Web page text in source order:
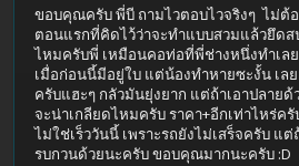
ขอบคุณครับ พี่บี ถามไวตอบไวจริงๆ ไม่ต้
ตอนแรกที่คิดไว้ว่าจะทำแบบสวมแล้วยึดส
ไหมครับพี่ เหมือนคอท่อที่พี่ช่างหนึ่งทำเล
เมื่อก่อนนี้มีอยู่ใบ แต่น้องทำหายซะงั้น เล
ครับแฮะๆ กลัวมันยุ่งยาก แต่ถ้าเอาปลาย
จะน่าเกลียดไหมครับ ราคา+อีกเท่าไหร่ค
ไม่ใช่เร็ววันนี้ เพราะรถยังไม่เสร็จครับ แ
รบกวนด้วยนะครับ ขอบคุณมากนะครับ :D